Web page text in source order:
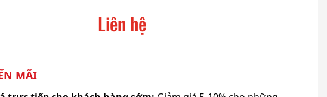
Liên hệ
MÃI